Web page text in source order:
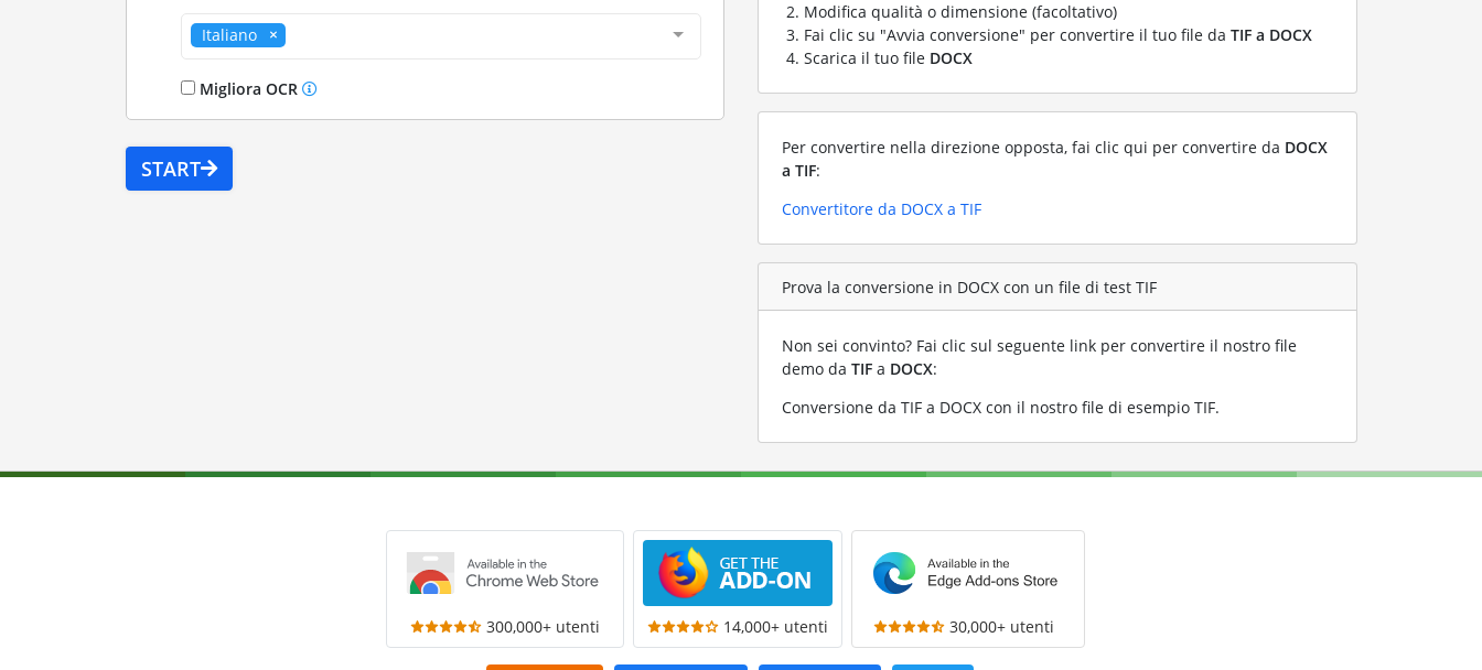
Italiano
Migliora OCR
START
Modifica qualità o dimensione (facoltativo)
Fai clic su "Avvia conversione" per convertire il tuo file da TIF a DOCX
Scarica il tuo file DOCX
Per convertire nella direzione opposta, fai clic qui per convertire da DOCX
a TIF:
Convertitore da DOCX a TIF
Prova la conversione in DOCX con un file di test TIF
Non sei convinto? Fai clic sul seguente link per convertire il nostro file
demo da TIF a DOCX:
Conversione da TIF a DOCX con il nostro file di esempio TIF.
300,000+ utenti 14,000+ utenti 30,000+ utenti